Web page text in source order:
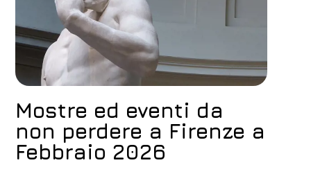
Mostre ed eventi da
non perdere a Firenze a
Febbraio 2026